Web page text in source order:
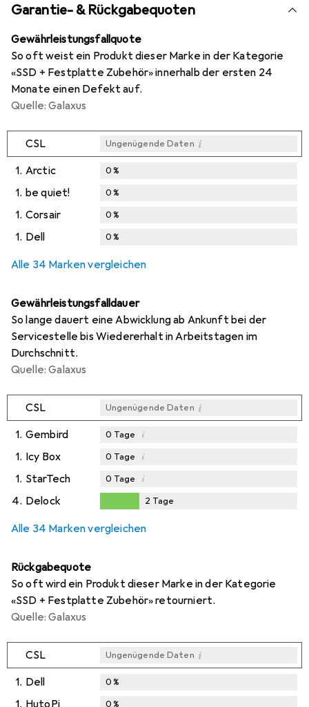
Garantie- & Rückgabequoten
Gewährleistungsfallquote
So oft weist ein Produkt dieser Marke in der Kategorie
«SSD + Festplatte Zubehör» innerhalb der ersten 24
Monate einen Defekt auf.
Quelle: Galaxus
CSL Ungenügende Daten i
1. Arctic 0%
1. be quiet! 0%
1. Corsair 0%
1. Dell 0%
Alle 34 Marken vergleichen
Gewährleistungsfalldauer
So lange dauert eine Abwicklung ab Ankunft bei der
Servicestelle bis Wiedererhalt in Arbeitstagen im
Durchschnitt.
Quelle: Galaxus
CSL Ungenügende Daten i
1. Gembird 0 Tage i
1. Icy Box 0 Tage i
1. StarTech 0 Tage i
4. Delock 2 Tage
Alle 34 Marken vergleichen
Rückgabequote
So oft wird ein Produkt dieser Marke in der Kategorie
«SSD + Festplatte Zubehör» retourniert.
Quelle: Galaxus
CSL Ungenügende Daten i
1. Dell 0%
1. HutoPi 0%